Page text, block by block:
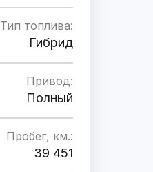
Тип топлива:
Гибрид
Привод:
Полный
Пробег, км.:
39 451